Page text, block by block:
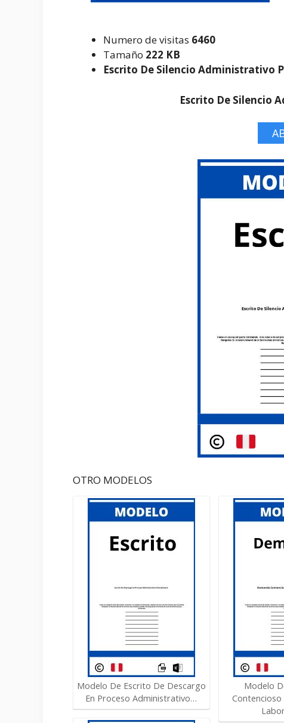
Numero de visitas 6460
Tamaño 222 KB
Escrito De Silencio Administrativo
Escrito De Silencio
OTRO MODELOS
Modelo De Escrito De Descargo
En Proceso Administrativo…
Modelo